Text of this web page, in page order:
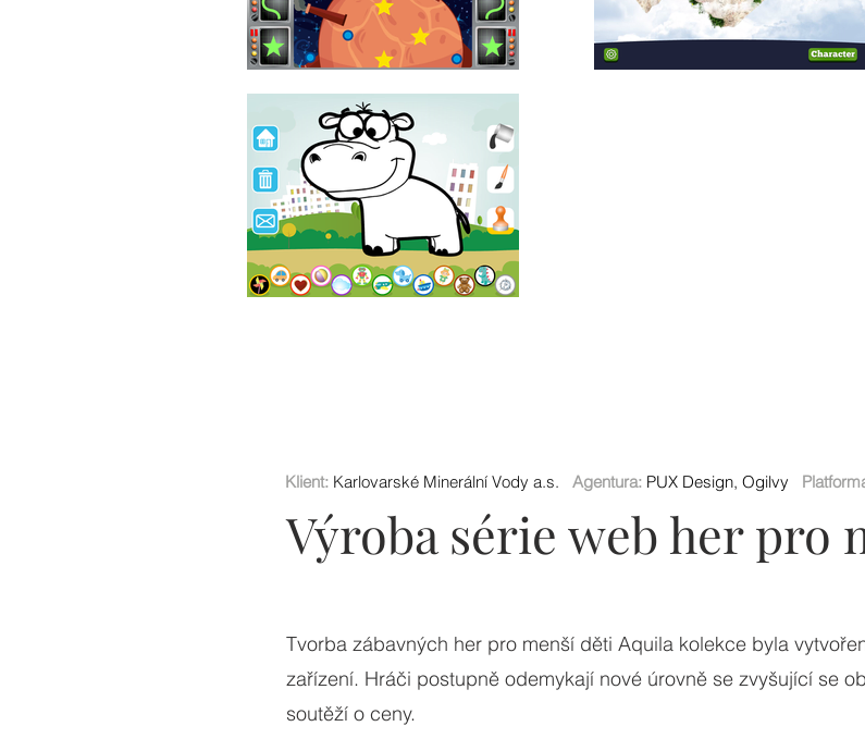
Klient: Karlovarské Minerální Vody a.s. Agentura: PUX Design, Ogilvy
Výroba série web her pro
Tvorba zábavných her pro menší děti Aquila kolekce byla
zařízení. Hráči postupně odemykají nové úrovně se zvyšující se
soutěží o ceny.